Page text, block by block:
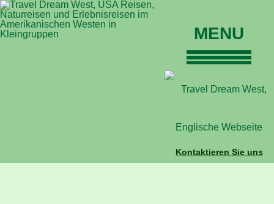
MENU
Home
Touren
Warum mit uns?
Auskünfte
Kontaktieren Sie uns